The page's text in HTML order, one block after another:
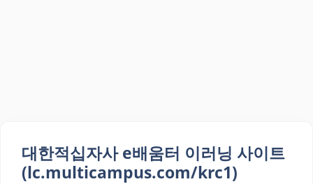
대한적십자사 e배움터 이러닝 사이트
(lc.multicampus.com/krc1)